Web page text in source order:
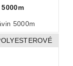
5000m